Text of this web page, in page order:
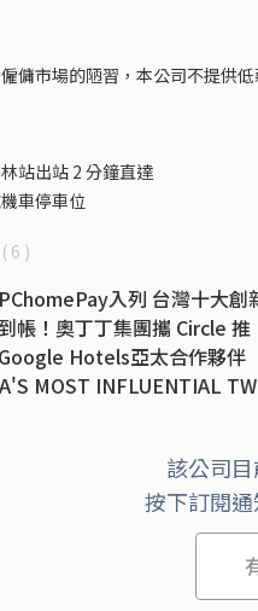
傭市場的陋習，本公司不提供
站出站 2 分鐘直達
車停車位
( 6 )
入列 台灣十大創
帳！奧丁丁集團攜 Circle
Hotels亞太合作夥
MOST INFLUENTIAL
花至少500萬美元！奧丁丁
該公司
按下訂閱